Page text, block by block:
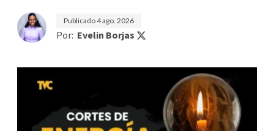
Publicado4 ago. 2026
Por: Evelin Borjas